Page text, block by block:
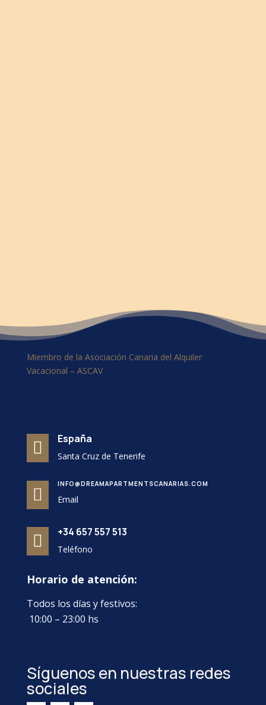
Miembro de la Asociación Canaria del Alquiler
Vacacional – ASCAV
 España
Santa Cruz de Tenerife

INFO@DREAMAPARTMENTSCANARIAS.COM
Email
 +34 657 557 513
Teléfono
Horario de atención:
Todos los días y festivos:
10:00 – 23:00 hs
Síguenos en nuestras redes
sociales